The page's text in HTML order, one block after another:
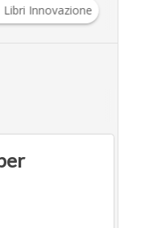
Libri Innovazione